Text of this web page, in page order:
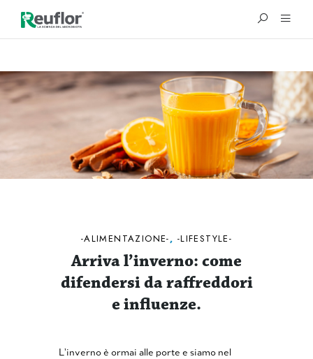
ALIMENTAZIONE , LIFESTYLE
Arriva l’inverno: come
difendersi da raffreddori
e influenze.
L’inverno è ormai alle porte e siamo nel